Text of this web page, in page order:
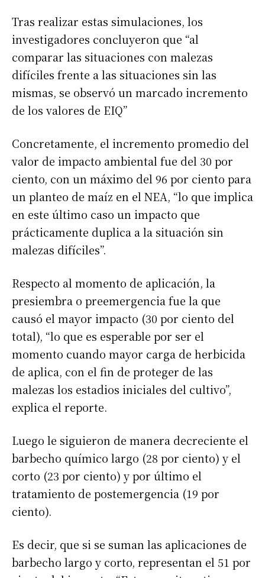
Tras realizar estas simulaciones, los
investigadores concluyeron que “al
comparar las situaciones con malezas
difíciles frente a las situaciones sin las
mismas, se observó un marcado incremento
de los valores de EIQ”
Concretamente, el incremento promedio del
valor de impacto ambiental fue del 30 por
ciento, con un máximo del 96 por ciento para
un planteo de maíz en el NEA, “lo que implica
en este último caso un impacto que
prácticamente duplica a la situación sin
malezas difíciles”.
Respecto al momento de aplicación, la
presiembra o preemergencia fue la que
causó el mayor impacto (30 por ciento del
total), “lo que es esperable por ser el
momento cuando mayor carga de herbicida
de aplica, con el fin de proteger de las
malezas los estadios iniciales del cultivo”,
explica el reporte.
Luego le siguieron de manera decreciente el
barbecho químico largo (28 por ciento) y el
corto (23 por ciento) y por último el
tratamiento de postemergencia (19 por
ciento).
Es decir, que si se suman las aplicaciones de
barbecho largo y corto, representan el 51 por